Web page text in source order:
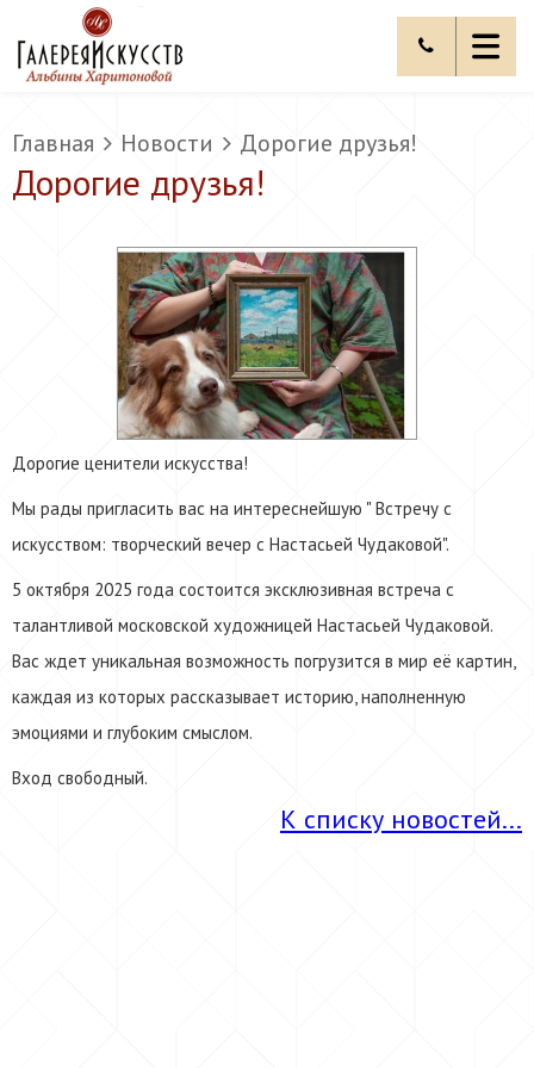
Главная Новости Дорогие друзья!
Дорогие друзья!
Дорогие ценители искусства!
Мы рады пригласить вас на интереснейшую " Встречу с
искусством: творческий вечер с Настасьей Чудаковой".
5 октября 2025 года состоится эксклюзивная встреча с
талантливой московской художницей Настасьей Чудаковой.
Вас ждет уникальная возможность погрузится в мир её картин,
каждая из которых рассказывает историю, наполненную
эмоциями и глубоким смыслом.
Вход свободный.
К списку новостей...